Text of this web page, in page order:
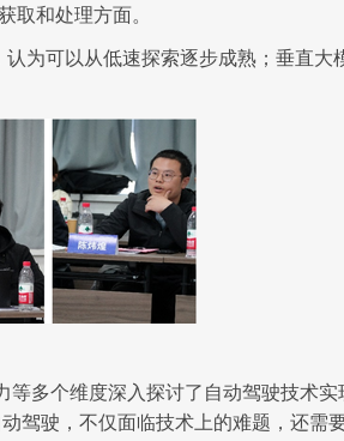
取和处理方面。
认为可以从低速探索逐步成熟 ； 垂直大
等多个维度深入探讨了自动驾驶技术实
驾驶，不仅面临技术上的难题，还需